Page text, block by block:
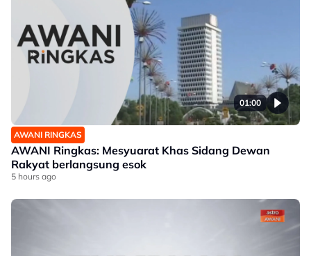
01:00
AWANI RINGKAS
AWANI Ringkas: Mesyuarat Khas Sidang Dewan
Rakyat berlangsung esok
5 hours ago